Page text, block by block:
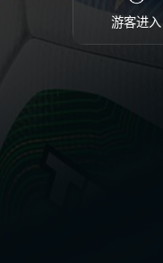
游客进入